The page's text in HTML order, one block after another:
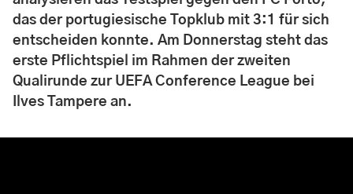
das der portugiesische Topklub mit 3:1 für sich
entscheiden konnte. Am Donnerstag steht das
erste Pflichtspiel im Rahmen der zweiten
Qualirunde zur UEFA Conference League bei
Ilves Tampere an.